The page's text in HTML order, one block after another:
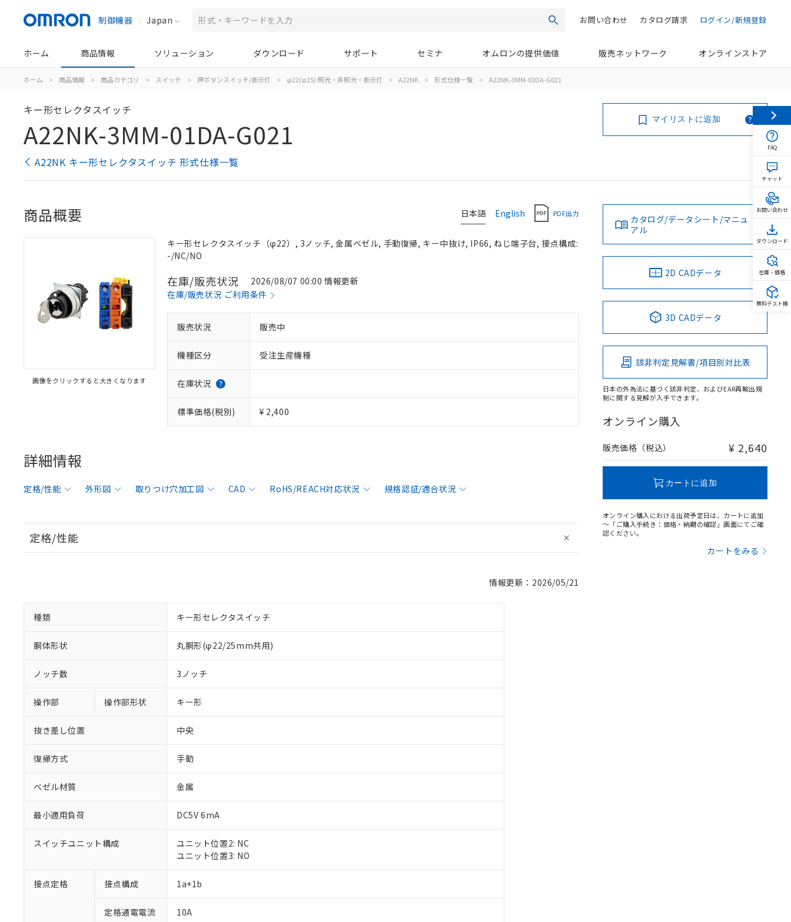
制御機器 Japan 検索 ログイン/新規登録
カタログ請求
お問い合わせ
ホーム 商品情報 ソリューション ダウンロード サポート セミナ オムロンの提供価値 販売ネットワーク オンラインストア
ホーム > 商品情報 > 商品カテゴリ > スイッチ > 押ボタンスイッチ/表示灯 > φ22(φ25):照光・非照光・表示灯 > A22NK > 形式仕様一覧 > A22NK-3MM-01DA-G021
キー形セレクタスイッチ
A22NK-3MM-01DA-G021
A22NK キー形セレクタスイッチ 形式仕様一覧
マイリストに追加
日本語 English PDF出力
商品概要
画像をクリックすると大きくなります
キー形セレクタスイッチ（φ22）, 3ノッチ, 金属ベゼル, 手動復帰, キー中抜け, IP66, ねじ端子台, 接点構成:
-/NC/NO
在庫/販売状況
2026/08/07 00:00 情報更新
在庫/販売状況 ご利用条件
販売状況 販売中
機種区分 受注生産機種
在庫状況
標準価格(税別) ¥ 2,400
詳細情報
定格/性能 外形図 取りつけ穴加工図 CAD RoHS/REACH対応状況 規格認証/適合状況
定格/性能
情報更新：2026/05/21
種類 キー形セレクタスイッチ
胴体形状 丸胴形(φ22/25mm共用)
ノッチ数 3ノッチ
操作部 操作部形状 キー形
抜き差し位置 中央
復帰方式 手動
ベゼル材質 金属
最小適用負荷 DC5V 6mA
スイッチユニット構成
ユニット位置2: NC
ユニット位置3: NO
接点定格 接点構成 1a+1b
定格通電電流 10A
カタログ/データシート/マニュ
アル
2D CADデータ
3D CADデータ
該非判定見解書/項目別対比表
日本の外為法に基づく該非判定、およびEAR再輸出規
制に関する見解が入手できます。
オンライン購入
販売価格（税込） ¥ 2,640
カートに追加
オンライン購入における出荷予定日は、カートに追加
～「ご購入手続き：価格・納期の確認」画面にてご確
認ください。
カートをみる
FAQ
チャット
お問い合わせ
ダウンロード
在庫・価格
無料テスト機